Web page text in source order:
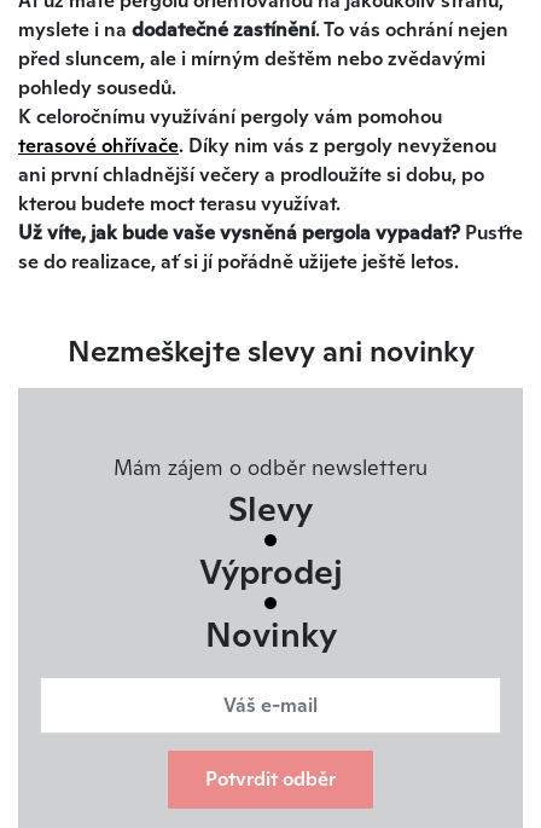
myslete i na dodatečné zastínění. To vás ochrání nejen
před sluncem, ale i mírným deštěm nebo zvědavými
pohledy sousedů.
K celoročnímu využívání pergoly vám pomohou
terasové ohřívače. Díky nim vás z pergoly nevyženou
ani první chladnější večery a prodloužíte si dobu, po
kterou budete moct terasu využívat.
Už víte, jak bude vaše vysněná pergola vypadat?Pusťte
se do realizace, ať si jí pořádně užijete ještě letos.
Nezmeškejte slevy ani novinky
Mám zájem o odběr newsletteru
Slevy
Výprodej
Novinky
Potvrdit odběr